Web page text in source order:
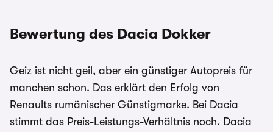
Bewertung des Dacia Dokker
Geiz ist nicht geil, aber ein günstiger Autopreis für
manchen schon. Das erklärt den Erfolg von
Renaults rumänischer Günstigmarke. Bei Dacia
stimmt das Preis-Leistungs-Verhältnis noch. Dacia